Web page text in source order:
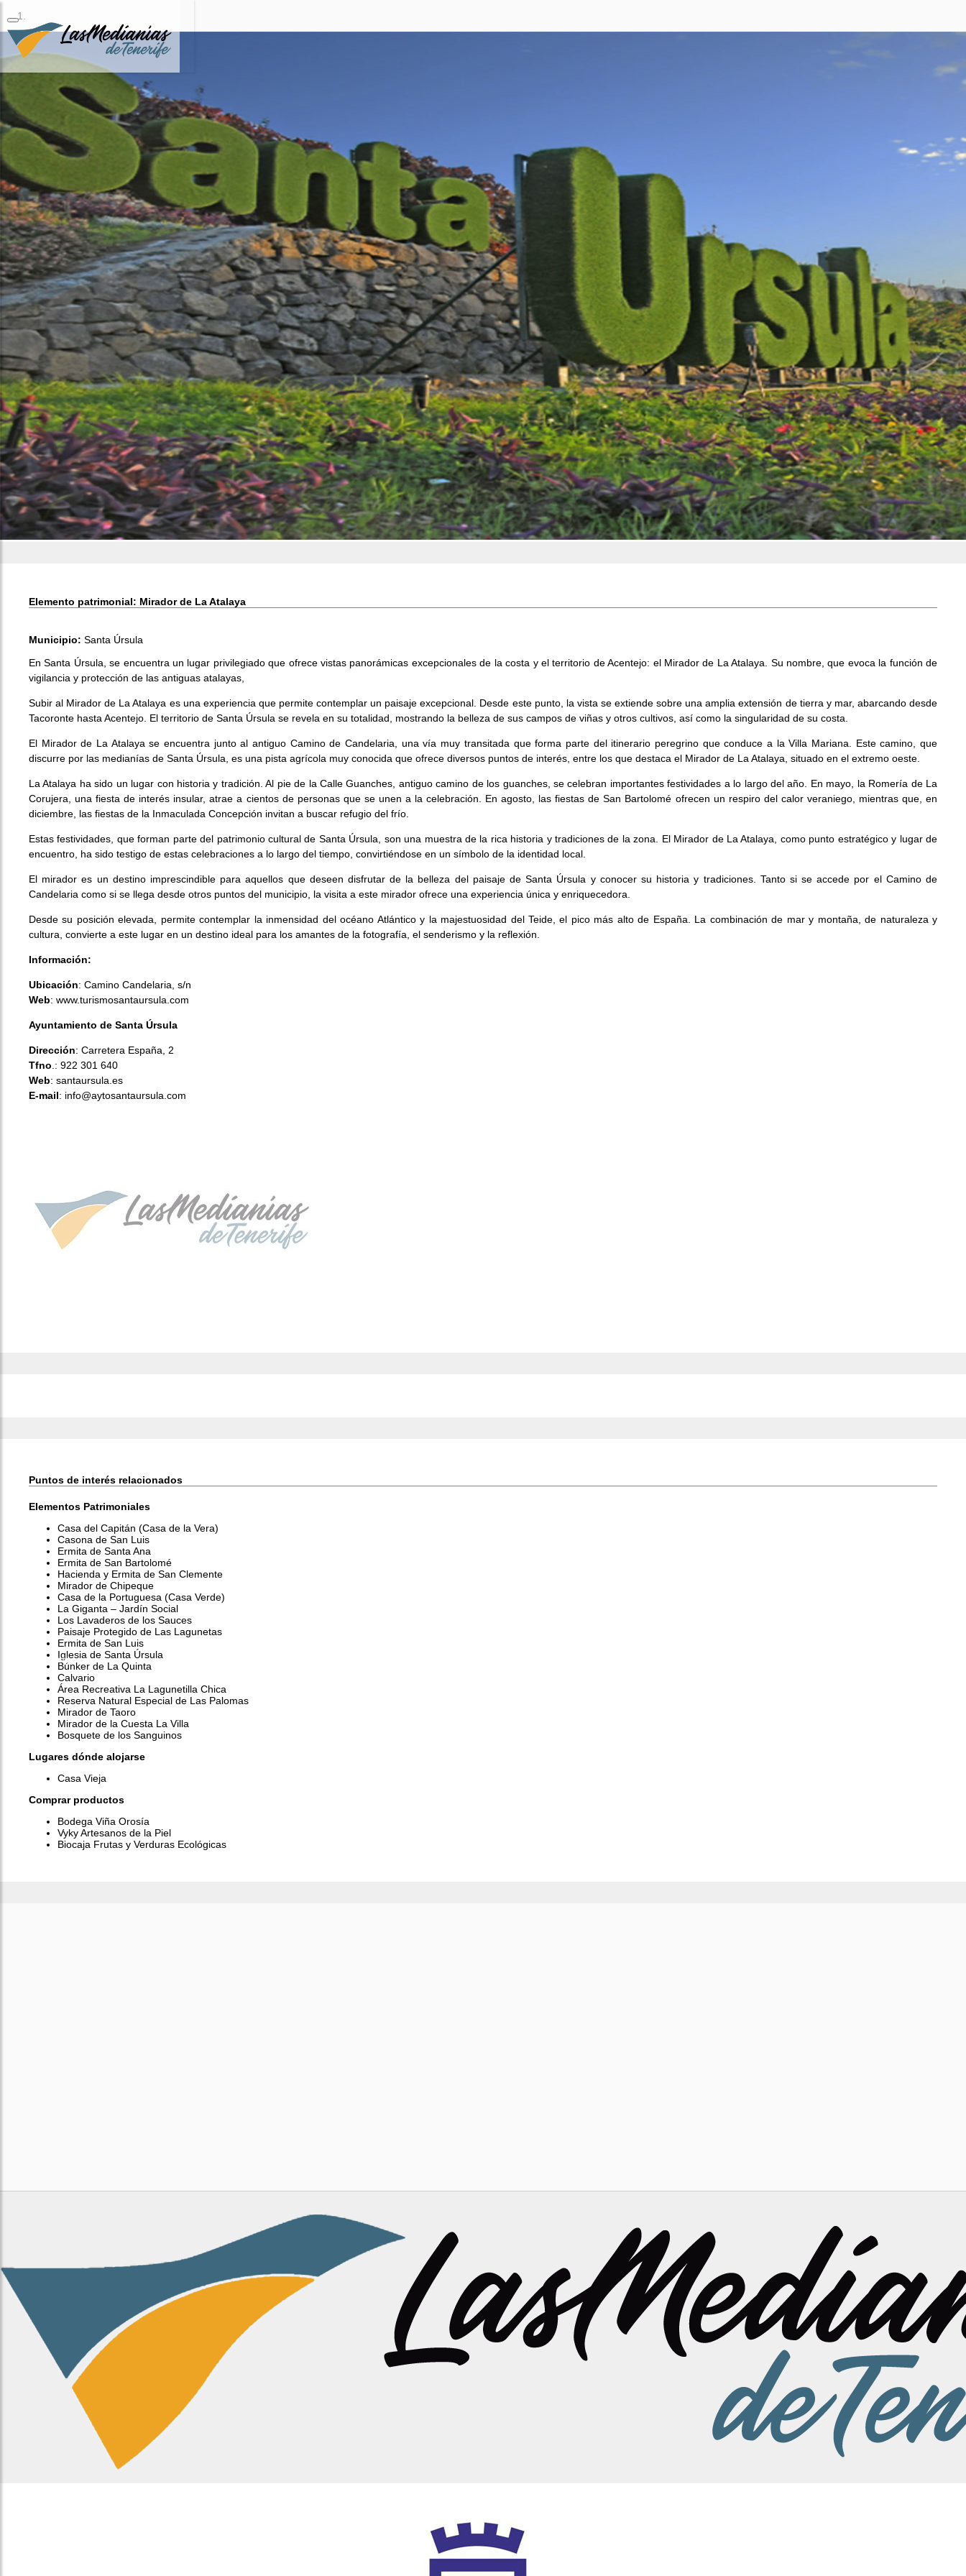
Previous
Next
Elemento patrimonial: Mirador de La Atalaya
Municipio: Santa Úrsula
En Santa Úrsula, se encuentra un lugar privilegiado que ofrece vistas panorámicas excepcionales de la costa y el territorio de Acentejo: el Mirador de La Atalaya. Su nombre, que evoca la función de
vigilancia y protección de las antiguas atalayas,
Subir al Mirador de La Atalaya es una experiencia que permite contemplar un paisaje excepcional. Desde este punto, la vista se extiende sobre una amplia extensión de tierra y mar, abarcando desde
Tacoronte hasta Acentejo. El territorio de Santa Úrsula se revela en su totalidad, mostrando la belleza de sus campos de viñas y otros cultivos, así como la singularidad de su costa.
El Mirador de La Atalaya se encuentra junto al antiguo Camino de Candelaria, una vía muy transitada que forma parte del itinerario peregrino que conduce a la Villa Mariana. Este camino, que
discurre por las medianías de Santa Úrsula, es una pista agrícola muy conocida que ofrece diversos puntos de interés, entre los que destaca el Mirador de La Atalaya, situado en el extremo oeste.
La Atalaya ha sido un lugar con historia y tradición. Al pie de la Calle Guanches, antiguo camino de los guanches, se celebran importantes festividades a lo largo del año. En mayo, la Romería de La
Corujera, una fiesta de interés insular, atrae a cientos de personas que se unen a la celebración. En agosto, las fiestas de San Bartolomé ofrecen un respiro del calor veraniego, mientras que, en
diciembre, las fiestas de la Inmaculada Concepción invitan a buscar refugio del frío.
Estas festividades, que forman parte del patrimonio cultural de Santa Úrsula, son una muestra de la rica historia y tradiciones de la zona. El Mirador de La Atalaya, como punto estratégico y lugar de
encuentro, ha sido testigo de estas celebraciones a lo largo del tiempo, convirtiéndose en un símbolo de la identidad local.
El mirador es un destino imprescindible para aquellos que deseen disfrutar de la belleza del paisaje de Santa Úrsula y conocer su historia y tradiciones. Tanto si se accede por el Camino de
Candelaria como si se llega desde otros puntos del municipio, la visita a este mirador ofrece una experiencia única y enriquecedora.
Desde su posición elevada, permite contemplar la inmensidad del océano Atlántico y la majestuosidad del Teide, el pico más alto de España. La combinación de mar y montaña, de naturaleza y
cultura, convierte a este lugar en un destino ideal para los amantes de la fotografía, el senderismo y la reflexión.
Información:
Ubicación: Camino Candelaria, s/n
Web: www.turismosantaursula.com
Ayuntamiento de Santa Úrsula
Dirección: Carretera España, 2
Tfno .: 922 301 640
Web: santaursula.es
E-mail: info@aytosantaursula.com
Puntos de interés relacionados
Elementos Patrimoniales
Casa del Capitán (Casa de la Vera)
Casona de San Luis
Ermita de Santa Ana
Ermita de San Bartolomé
Hacienda y Ermita de San Clemente
Mirador de Chipeque
Casa de la Portuguesa (Casa Verde)
La Giganta – Jardín Social
Los Lavaderos de los Sauces
Paisaje Protegido de Las Lagunetas
Ermita de San Luis
Iglesia de Santa Úrsula
Búnker de La Quinta
Calvario
Área Recreativa La Lagunetilla Chica
Reserva Natural Especial de Las Palomas
Mirador de Taoro
Mirador de la Cuesta La Villa
Bosquete de los Sanguinos
Lugares dónde alojarse
Casa Vieja
Comprar productos
Bodega Viña Orosía
Vyky Artesanos de la Piel
Biocaja Frutas y Verduras Ecológicas